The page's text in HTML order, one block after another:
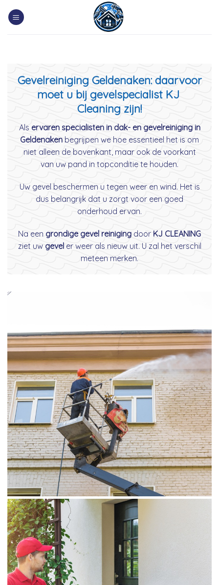
Gevelreiniging Geldenaken: daarvoor
moet u bij gevelspecialist KJ
Cleaning zijn!
Als ervaren specialisten in dak- en gevelreiniging in
Geldenaken begrijpen we hoe essentieel het is om
niet alleen de bovenkant, maar ook de voorkant
van uw pand in topconditie te houden.
Uw gevel beschermen u tegen weer en wind. Het is
dus belangrijk dat u zorgt voor een goed
onderhoud ervan.
Na een grondige gevel reiniging door KJ CLEANING
ziet uw geveler weer als nieuw uit. U zal het verschil
meteen merken.